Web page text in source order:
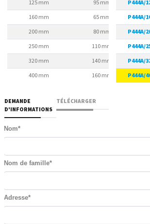
125 mm 95 mm
160 mm
65 mm
200 mm
80 mm
250 mm
110 mm
320 mm
140 mm
400 mm
160 mm
P444A/
P444A/
P444A/
P444A/
P444A/
P444A/
DEMANDE
D'INFORMATIONS
TÉLÉCHARGER